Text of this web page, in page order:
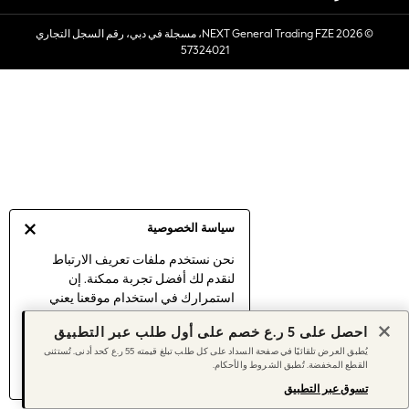
سياسة الخصوصية
نحن نستخدم ملفات تعريف الارتباط
لنقدم لك أفضل تجربة ممكنة. إن
استمرارك في استخدام موقعنا يعني
الارتباط.
اكتشف المزيد عن إدارة إعدادات ملفات
تعريف الارتباط (الكوكيز).
Sets & Outfits
Linen Collection
Women's Holiday Shop
Women's Travel Styles
Linen Collection
Tops & T-Shirts
Cover Ups & Kaftans
Sandals
Swimwear
© 2026 NEXT General Trading FZE، مسجلة في دبي، رقم السجل التجاري
57324021
احصل على 5 ر.ع خصم على أول طلب عبر التطبيق
يُطبق العرض تلقائيًا في صفحة السداد على كل طلب تبلغ قيمته 55 ر.ع كحد أدنى. تُستثنى
القطع المخفضة. تُطبق الشروط والأحكام.
تسوق عبر التطبيق